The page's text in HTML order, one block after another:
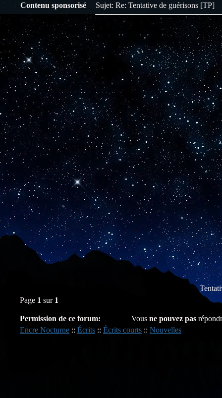
Contenu sponsorisé Sujet: Re: Tentative de guérisons [TP]
Page 1 sur 1
Permission de ce forum: Vous ne pouvez pas
Encre Nocturne :: Écrits :: Écrits courts :: Nouvelles